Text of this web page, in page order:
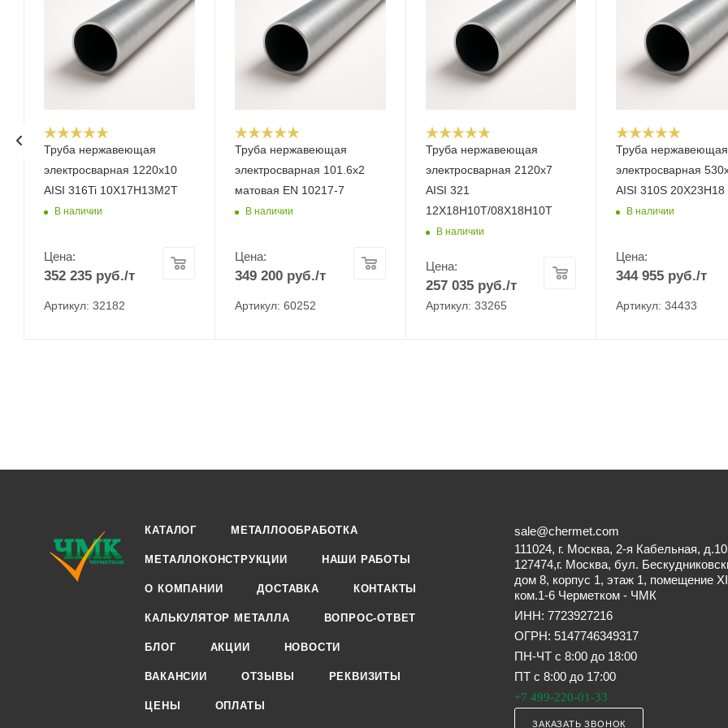
Труба нержавеющая
электросварная 1220х10
AISI 316Ti 10Х17Н13М2Т
В наличии
Цена:
352 235 руб./т
Артикул: 32182
Труба нержавеющая
электросварная 101.6x2
матовая EN 10217-7
В наличии
Цена:
349 200руб./т
Артикул: 60252
Труба нержавеющая
электросварная 2120х7
AISI 321
12Х18Н10Т/08Х18Н10Т
В наличии
Цена:
257 035руб./т
Артикул: 33265
Труба нержавеющая
электросварная
AISI 310S 20Х23Н18
В наличии
Цена:
344 955 руб./т
Артикул: 34433
КАТАЛОГ МЕТАЛЛООБРАБОТКА
МЕТАЛЛОКОНСТРУКЦИИ НАШИ РАБОТЫ
О КОМПАНИИ ДОСТАВКА КОНТАКТЫ
КАЛЬКУЛЯТОР МЕТАЛЛА ВОПРОС-ОТВЕТ
БЛОГ АКЦИИ НОВОСТИ
ВАКАНСИИ ОТЗЫВЫ РЕКВИЗИТЫ
ЦЕНЫ ОПЛАТЫ
sale@chermet.com
111024, г. Москва, 2-я Кабельная, д.10
127474,г. Москва, бул.
дом 8, корпус 1, этаж 1, помещение
ком.1-6 Черметком - ЧМК
ИНН: 7723927216
ОГРН: 5147746349317
ПН-ЧТ с 8:00 до 18:00
ПТ с 8:00 до 17:00
+7 499-220-01-33
ЗАКАЗАТЬ ЗВОНОК